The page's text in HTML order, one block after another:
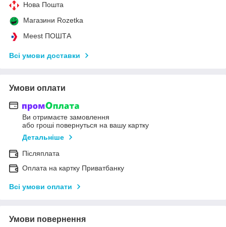
Нова Пошта
Магазини Rozetka
Meest ПОШТА
Всі умови доставки
Умови оплати
Ви отримаєте замовлення
або гроші повернуться на вашу картку
Детальніше
Післяплата
Оплата на картку Приватбанку
Всі умови оплати
Умови повернення